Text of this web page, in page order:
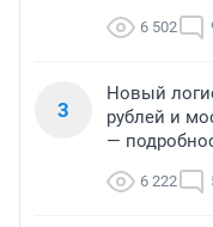
6 502
3
Новый
рублей и
—
6 222